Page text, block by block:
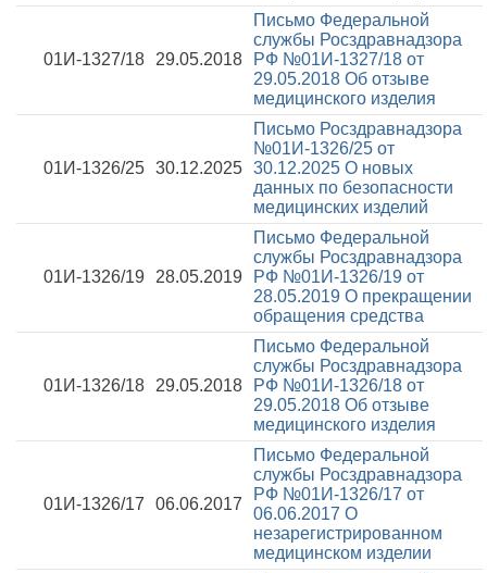
01И-1327/18 29.05.2018
Письмо Федеральной
службы Росздравнадзора
РФ №01И-1327/18 от
29.05.2018 Об отзыве
медицинского изделия
01И-1326/25 30.12.2025
Письмо Росздравнадзора
№01И-1326/25 от
30.12.2025 О новых
данных по безопасности
медицинских изделий
01И-1326/19 28.05.2019
Письмо Федеральной
службы Росздравнадзора
РФ №01И-1326/19 от
28.05.2019 О прекращении
обращения средства
01И-1326/18 29.05.2018
Письмо Федеральной
службы Росздравнадзора
РФ №01И-1326/18 от
29.05.2018 Об отзыве
медицинского изделия
01И-1326/17 06.06.2017
Письмо Федеральной
службы Росздравнадзора
РФ №01И-1326/17 от
06.06.2017 О
незарегистрированном
медицинском изделии